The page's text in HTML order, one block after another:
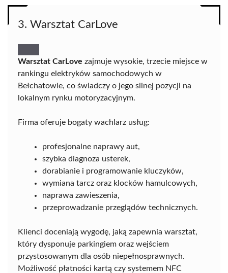
3. Warsztat CarLove
Warsztat CarLove zajmuje wysokie, trzecie miejsce w
rankingu elektryków samochodowych w
Bełchatowie, co świadczy o jego silnej pozycji na
lokalnym rynku motoryzacyjnym.
Firma oferuje bogaty wachlarz usług:
profesjonalne naprawy aut,
szybka diagnoza usterek,
dorabianie i programowanie kluczyków,
wymiana tarcz oraz klocków hamulcowych,
naprawa zawieszenia,
przeprowadzanie przeglądów technicznych.
Klienci doceniają wygodę, jaką zapewnia warsztat,
który dysponuje parkingiem oraz wejściem
przystosowanym dla osób niepełnosprawnych.
Możliwość płatności kartą czy systemem NFC